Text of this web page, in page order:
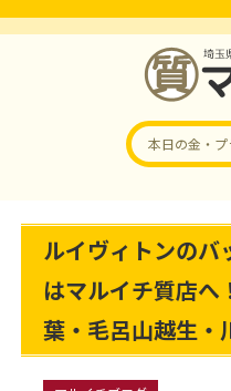
本日の金・
ルイヴィトンのバ
はマルイチ質店へ
葉・毛呂山越生・